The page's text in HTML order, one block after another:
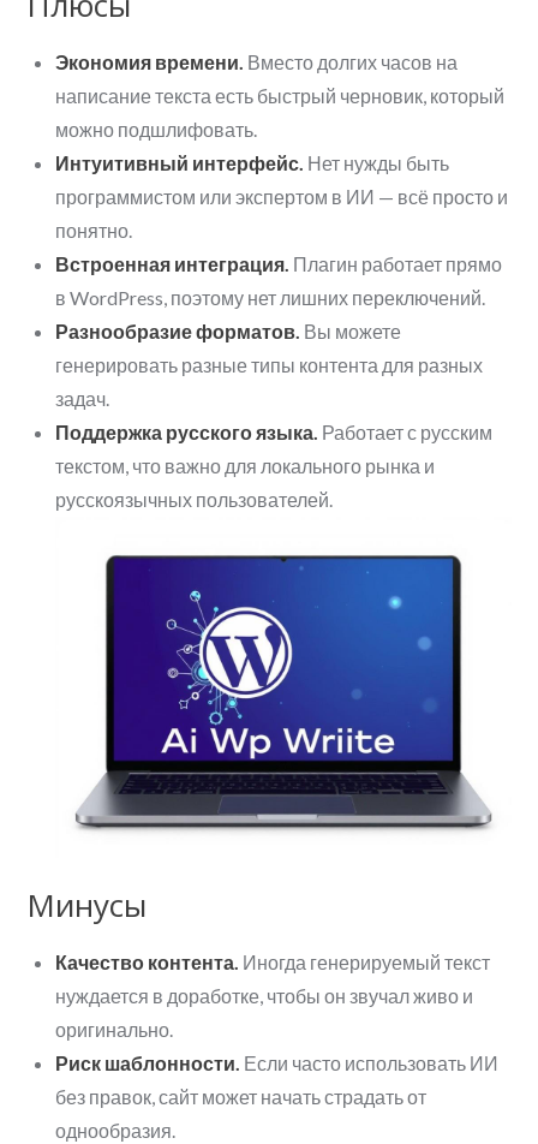
Экономия времени. Вместо долгих часов на
написание текста есть быстрый черновик, который
можно подшлифовать.
Интуитивный интерфейс. Нет нужды быть
программистом или экспертом в ИИ — всё просто и
понятно.
Встроенная интеграция. Плагин работает прямо
в WordPress, поэтому нет лишних переключений.
Разнообразие форматов. Вы можете
генерировать разные типы контента для разных
задач.
Поддержка русского языка. Работает с русским
текстом, что важно для локального рынка и
русскоязычных пользователей.
Минусы
Качество контента. Иногда генерируемый текст
нуждается в доработке, чтобы он звучал живо и
оригинально.
Риск шаблонности. Если часто использовать ИИ
без правок, сайт может начать страдать от
однообразия.